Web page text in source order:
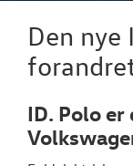
Den nye
ID. Polo